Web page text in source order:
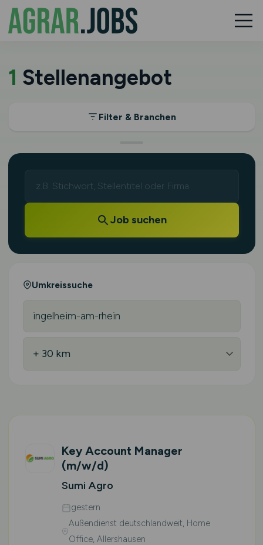
1 Stellenangebot
Filter & Branchen
Job suchen
Umkreissuche
Key Account Manager
(m/w/d)
Sumi Agro
gestern
Außendienst deutschlandweit, Home
Office, Allershausen